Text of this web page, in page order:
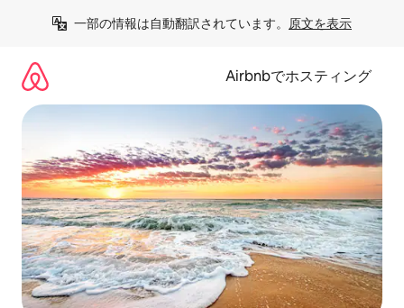
一部の情報は自動翻訳されています。 原文を表示
Airbnbでホスティング